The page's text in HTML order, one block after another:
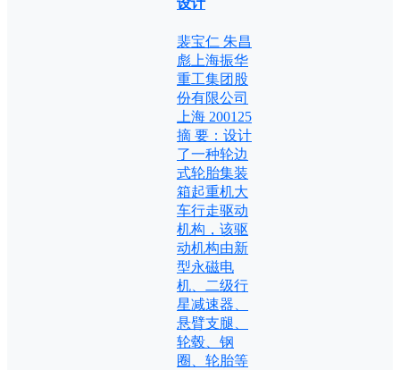
设计
裴宝仁 朱昌
彪上海振华
重工集团股
份有限公司
上海 200125
摘 要：设计
了一种轮边
式轮胎集装
箱起重机大
车行走驱动
机构，该驱
动机构由新
型永磁电
机、二级行
星减速器、
悬臂支腿、
轮毂、钢
圈、轮胎等